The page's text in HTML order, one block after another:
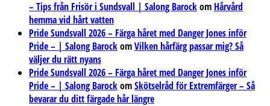
– Tips från Frisör i Sundsvall | Salong Barockom Hårvård
hemma vid hårt vatten
Pride Sundsvall 2026 – Färga håret med Danger Jones inför
Pride – | Salong BarockomVilken hårfärg passar mig? Så
väljer du rätt nyans
Pride Sundsvall 2026 – Färga håret med Danger Jones inför
Pride – | Salong BarockomSkötselråd för Extremfärger – Så
bevarar du ditt färgade hår längre